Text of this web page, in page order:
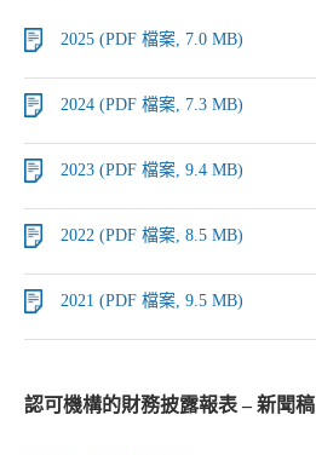
2025 (PDF 檔案, 7.0 MB)
2024 (PDF 檔案, 7.3 MB)
2023 (PDF 檔案, 9.4 MB)
2022 (PDF 檔案, 8.5 MB)
2021 (PDF 檔案, 9.5 MB)
認可機構的財務披露報表 – 新聞稿